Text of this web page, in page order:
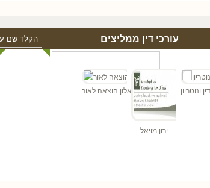
עורכי דין ממליצים
אלון הוצאה לאור
ירון מויאל
ונוטריון